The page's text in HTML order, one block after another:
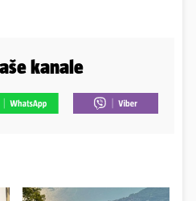
kanale